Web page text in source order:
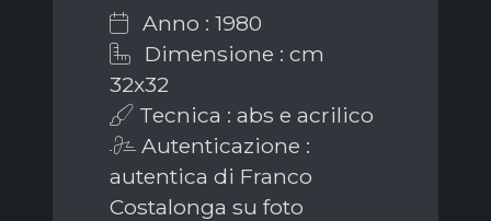
Anno : 1980
Dimensione : cm
32x32
Tecnica : abs e acrilico
Autenticazione :
autentica di Franco
Costalonga su foto